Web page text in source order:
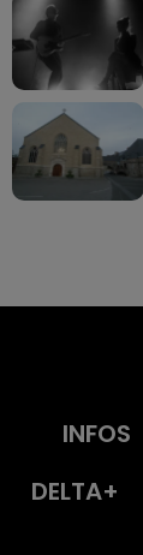
INFOS
DELTA+